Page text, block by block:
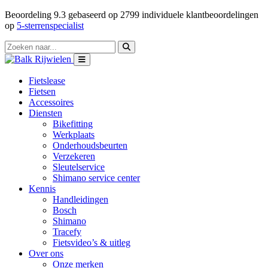
Beoordeling 9.3 gebaseerd op 2799 individuele klantbeoordelingen
op 5-sterrenspecialist
Fietslease
Fietsen
Accessoires
Diensten
Bikefitting
Werkplaats
Onderhoudsbeurten
Verzekeren
Sleutelservice
Shimano service center
Kennis
Handleidingen
Bosch
Shimano
Tracefy
Fietsvideo’s & uitleg
Over ons
Onze merken